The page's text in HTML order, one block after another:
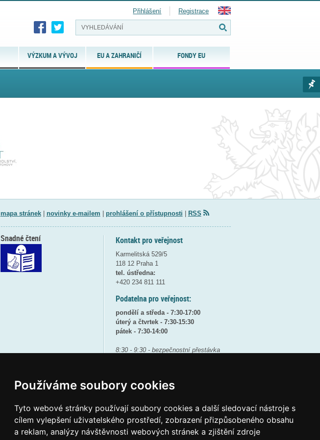
Používáme soubory cookies
Tyto webové stránky používají soubory cookies a další sledovací nástroje s
cílem vylepšení uživatelského prostředí, zobrazení přizpůsobeného obsahu
a reklam, analýzy návštěvnosti webových stránek a zjištění zdroje
VÝZKUM A VÝVOJ EU A ZAHRANIČÍ FONDY EU
Přihlášení Registrace
mapa stránek| novinky e-mailem prohlášení o přístupnosti RSS
Kontakt pro veřejnost
Karmelitská 529/5
118 12 Praha 1
tel. ústředna:
+420 234 811 111
Podatelna pro veřejnost:
pondělí a středa - 7:30-17:00
úterý a čtvrtek - 7:30-15:30
pátek - 7:30-14:00
8:30 - 9:30 - bezpečnostní přestávka
posta@msmt govcz
Snadné čtení